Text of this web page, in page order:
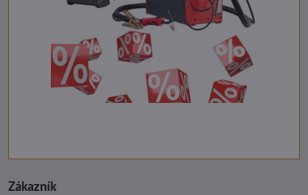
Zákazník